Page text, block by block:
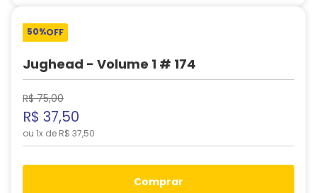
50%OFF
Jughead - Volume 1 # 174
R$ 75,00
R$ 37,50
ou 1x de R$ 37,50
comprar